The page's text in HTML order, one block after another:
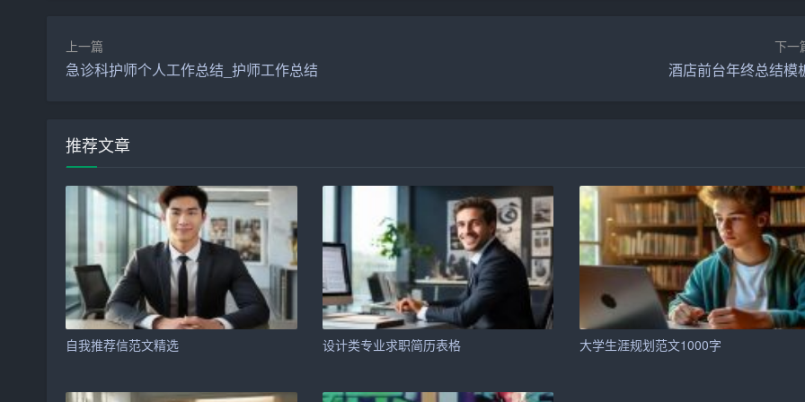
填空题的解析：
题目：在计算机系统中，______是用于存储程序和数据的地方。
成部分。
3. 简答题
简答题主要考察考生对计算机基础知识、软件工程、操作系统、网络技术等方面的掌握和运用。以下是一道典型
简答题的解析：
题目：简述软件工程的三个基本目标。
解析：软件工程的三个基本目标是：
上一篇
急诊科护师个人工作总结_护师工作总结
下一
酒店前台年终总结模
推荐文章
自我推荐信范文精选 设计类专业求职简历表格 大学生涯规划范文1000字